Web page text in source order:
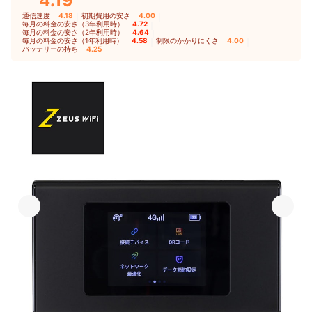
通信速度 4.18 初期費用の安さ 4.00
毎月の料金の安さ（3年利用時） 4.72
毎月の料金の安さ（2年利用時） 4.64
毎月の料金の安さ（1年利用時） 4.58 制限のかかりにくさ 4.00
バッテリーの持ち 4.25